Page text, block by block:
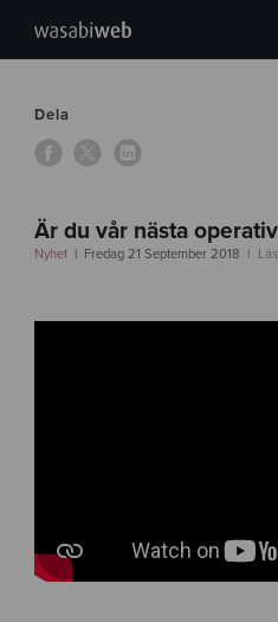
Dela
Är du vår nästa
Nyhet Fredag 21 September 2018